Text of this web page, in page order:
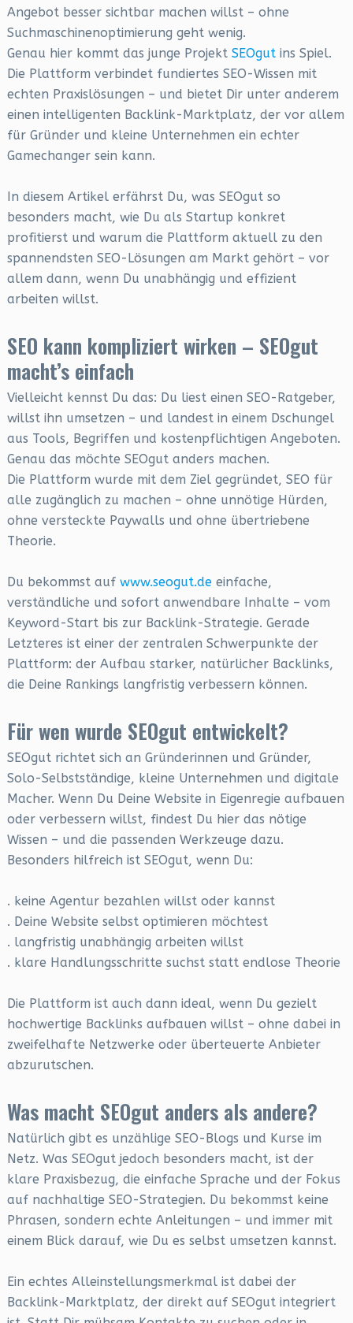
Angebot besser sichtbar machen willst – ohne
Suchmaschinenoptimierung geht wenig.
Genau hier kommt das junge Projekt SEOgutins Spiel.
Die Plattform verbindet fundiertes SEO-Wissen mit
echten Praxislösungen – und bietet Dir unter anderem
einen intelligenten Backlink-Marktplatz, der vor allem
für Gründer und kleine Unternehmen ein echter
Gamechanger sein kann.
In diesem Artikel erfährst Du, was SEOgut so
besonders macht, wie Du als Startup konkret
profitierst und warum die Plattform aktuell zu den
spannendsten SEO-Lösungen am Markt gehört – vor
allem dann, wenn Du unabhängig und effizient
arbeiten willst.
SEO kann kompliziert wirken – SEOgut
macht’s einfach
Vielleicht kennst Du das: Du liest einen SEO-Ratgeber,
willst ihn umsetzen – und landest in einem Dschungel
aus Tools, Begriffen und kostenpflichtigen Angeboten.
Genau das möchte SEOgut anders machen.
Die Plattform wurde mit dem Ziel gegründet, SEO für
alle zugänglich zu machen – ohne unnötige Hürden,
ohne versteckte Paywalls und ohne übertriebene
Theorie.
Du bekommst auf www.seogut.deeinfache,
verständliche und sofort anwendbare Inhalte – vom
Keyword-Start bis zur Backlink-Strategie. Gerade
Letzteres ist einer der zentralen Schwerpunkte der
Plattform: der Aufbau starker, natürlicher Backlinks,
die Deine Rankings langfristig verbessern können.
Für wen wurde SEOgut entwickelt?
SEOgut richtet sich an Gründerinnen und Gründer,
Solo-Selbstständige, kleine Unternehmen und digitale
Macher. Wenn Du Deine Website in Eigenregie aufbauen
oder verbessern willst, findest Du hier das nötige
Wissen – und die passenden Werkzeuge dazu.
Besonders hilfreich ist SEOgut, wenn Du:
. keine Agentur bezahlen willst oder kannst
. Deine Website selbst optimieren möchtest
. langfristig unabhängig arbeiten willst
. klare Handlungsschritte suchst statt endlose Theorie
Die Plattform ist auch dann ideal, wenn Du gezielt
hochwertige Backlinks aufbauen willst – ohne dabei in
zweifelhafte Netzwerke oder überteuerte Anbieter
abzurutschen.
Was macht SEOgut anders als andere?
Natürlich gibt es unzählige SEO-Blogs und Kurse im
Netz. Was SEOgut jedoch besonders macht, ist der
klare Praxisbezug, die einfache Sprache und der Fokus
auf nachhaltige SEO-Strategien. Du bekommst keine
Phrasen, sondern echte Anleitungen – und immer mit
einem Blick darauf, wie Du es selbst umsetzen kannst.
Ein echtes Alleinstellungsmerkmal ist dabei der
Backlink-Marktplatz, der direkt auf SEOgut integriert